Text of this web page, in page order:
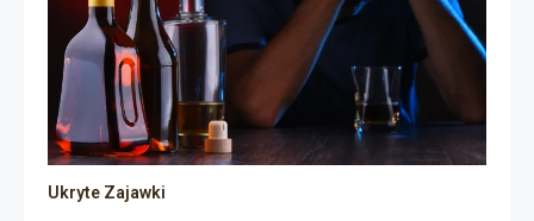
Ukryte Zajawki